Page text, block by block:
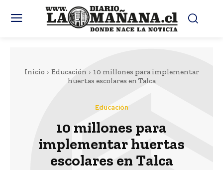
Inicio Educación
10 millones para implementar
huertas escolares en Talca
Educación
10 millones para
implementar huertas
escolares en Talca